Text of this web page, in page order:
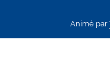
Animé par